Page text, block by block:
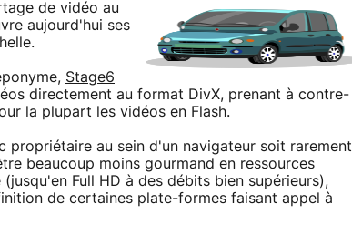
de vidéo au
aujourd'hui ses
Stage6
directement au format DivX, prenant à contre-
la plupart les vidéos en Flash.
propriétaire au sein d'un navigateur soit rarement
beaucoup moins gourmand en ressources
Full HD à des débits bien supérieurs),
de certaines plate-formes faisant appel à